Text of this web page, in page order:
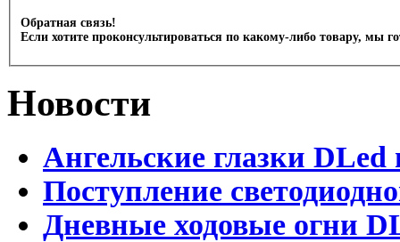
Обратная связь!
Если хотите проконсультироваться по какому-либо товару, мы
Новости
Ангельские глазки DLed
Поступление
Дневные ходовые огни